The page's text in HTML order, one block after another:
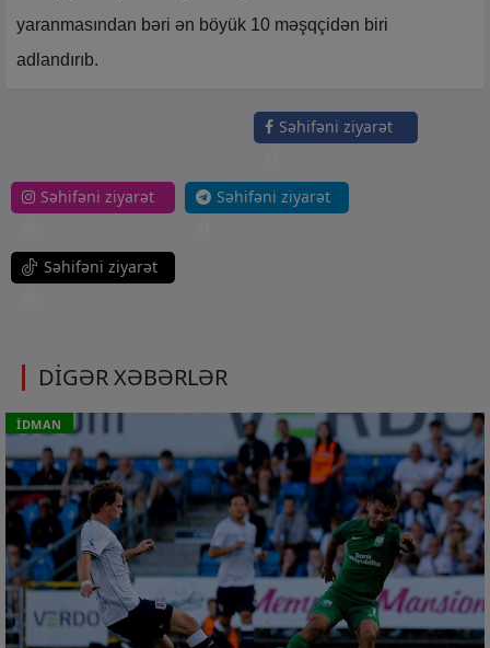
yaranmasından bəri ən böyük 10 məşqçidən biri
adlandırıb.
Səhifəni ziyarət
Səhifəni ziyarət
Səhifəni ziyarət
Səhifəni ziyarət
DİGƏR XƏBƏRLƏR
İDMAN